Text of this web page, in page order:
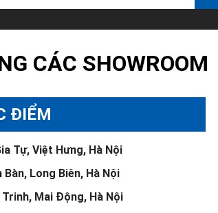
CÁC SHOWROOM
ĐIỂM
Tự, Việt Hưng, Hà Nội
Bàn, Long Biên, Hà Nội
Trinh, Mai Động, Hà Nội